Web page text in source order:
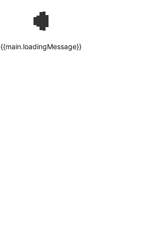
{{main.loadingMessage}}